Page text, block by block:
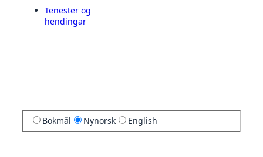
Tenester og
hendingar
Bokmål Nynorsk English